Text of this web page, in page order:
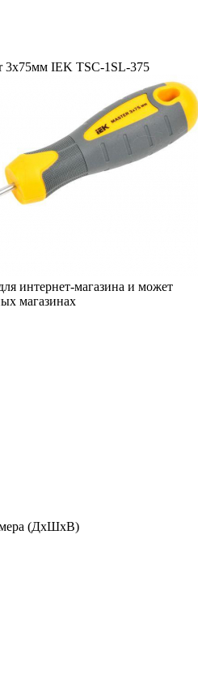
3х75мм IEK TSC-1SL-375
интернет-магазина и может
магазинах
(ДхШхВ)